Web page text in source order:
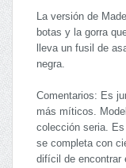
La versión de
botas y la gorra
lleva un fusil de
negra.
Comentarios: Es
más míticos.
colección seria.
se completa con
difícil de encontrar